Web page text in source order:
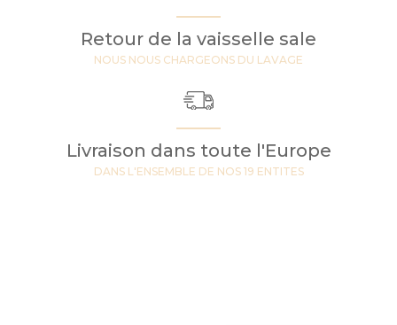
Retour de la vaisselle sale
NOUS NOUS CHARGEONS DU LAVAGE
Livraison dans toute l'Europe
DANS L'ENSEMBLE DE NOS 19 ENTITES